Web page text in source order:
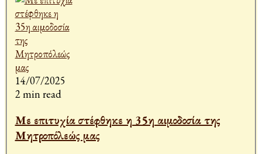
14/07/2025
2 min read
Με επιτυχία στέφθηκε η 35η αιμοδοσία της
Μητροπόλεώς μας